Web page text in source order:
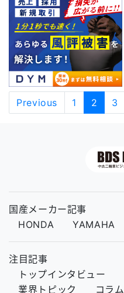
Previous 1 2 3
国産メーカー記事
HONDA
YAMAHA
注目記事
トップインタビュー
業界トピック
コラム